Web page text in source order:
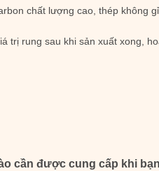
chất lượng cao, thép không
trị rung sau khi sản xuất xong,
cần được cung cấp khi